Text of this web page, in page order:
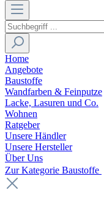
Home
Angebote
Baustoffe
Wandfarben & Feinputze
Lacke, Lasuren und Co.
Wohnen
Ratgeber
Unsere Händler
Unsere Hersteller
Über Uns
Zur Kategorie Baustoffe